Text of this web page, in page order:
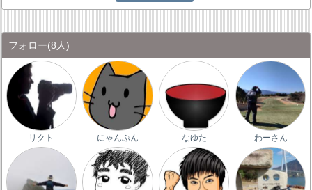
フォロー(8人)
リクト にゃんぷん なゆた わーさん